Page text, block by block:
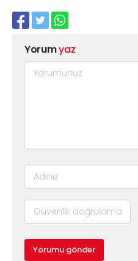
Yorumyaz
Yorumu gönder